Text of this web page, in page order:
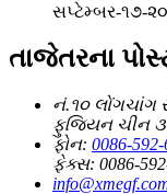
સપ્ટેમ્બર-૧૭-
તાજેતરના
નં.૧૦ લોંગચાંગ
ફુજિયન ચીન
ફોન: 0086-
ફેક્સ: 0086-